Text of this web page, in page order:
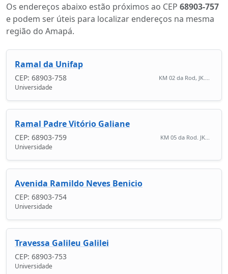
Os endereços abaixo estão próximos ao CEP 68903-757
e podem ser úteis para localizar endereços na mesma
região do Amapá.
Ramal da Unifap
CEP: 68903-758 KM 02 da Rod, JK....
Universidade
Ramal Padre Vitório Galiane
CEP: 68903-759 KM 05 da Rod. JK...
Universidade
Avenida Ramildo Neves Benicio
CEP: 68903-754
Universidade
Travessa Galileu Galilei
CEP: 68903-753
Universidade